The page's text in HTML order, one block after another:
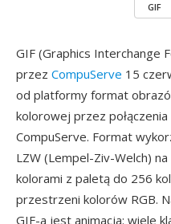
GIF
GIF (Graphics Interchange
przez CompuServe 15
od platformy format
kolorowej przez
CompuServe. Format
LZW (Lempel-Ziv-Welch)
kolorami z paletą do 256
przestrzeni kolorów RGB.
GIF-a jest animacja: wiele